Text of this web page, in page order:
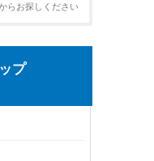
らお探しください
プ